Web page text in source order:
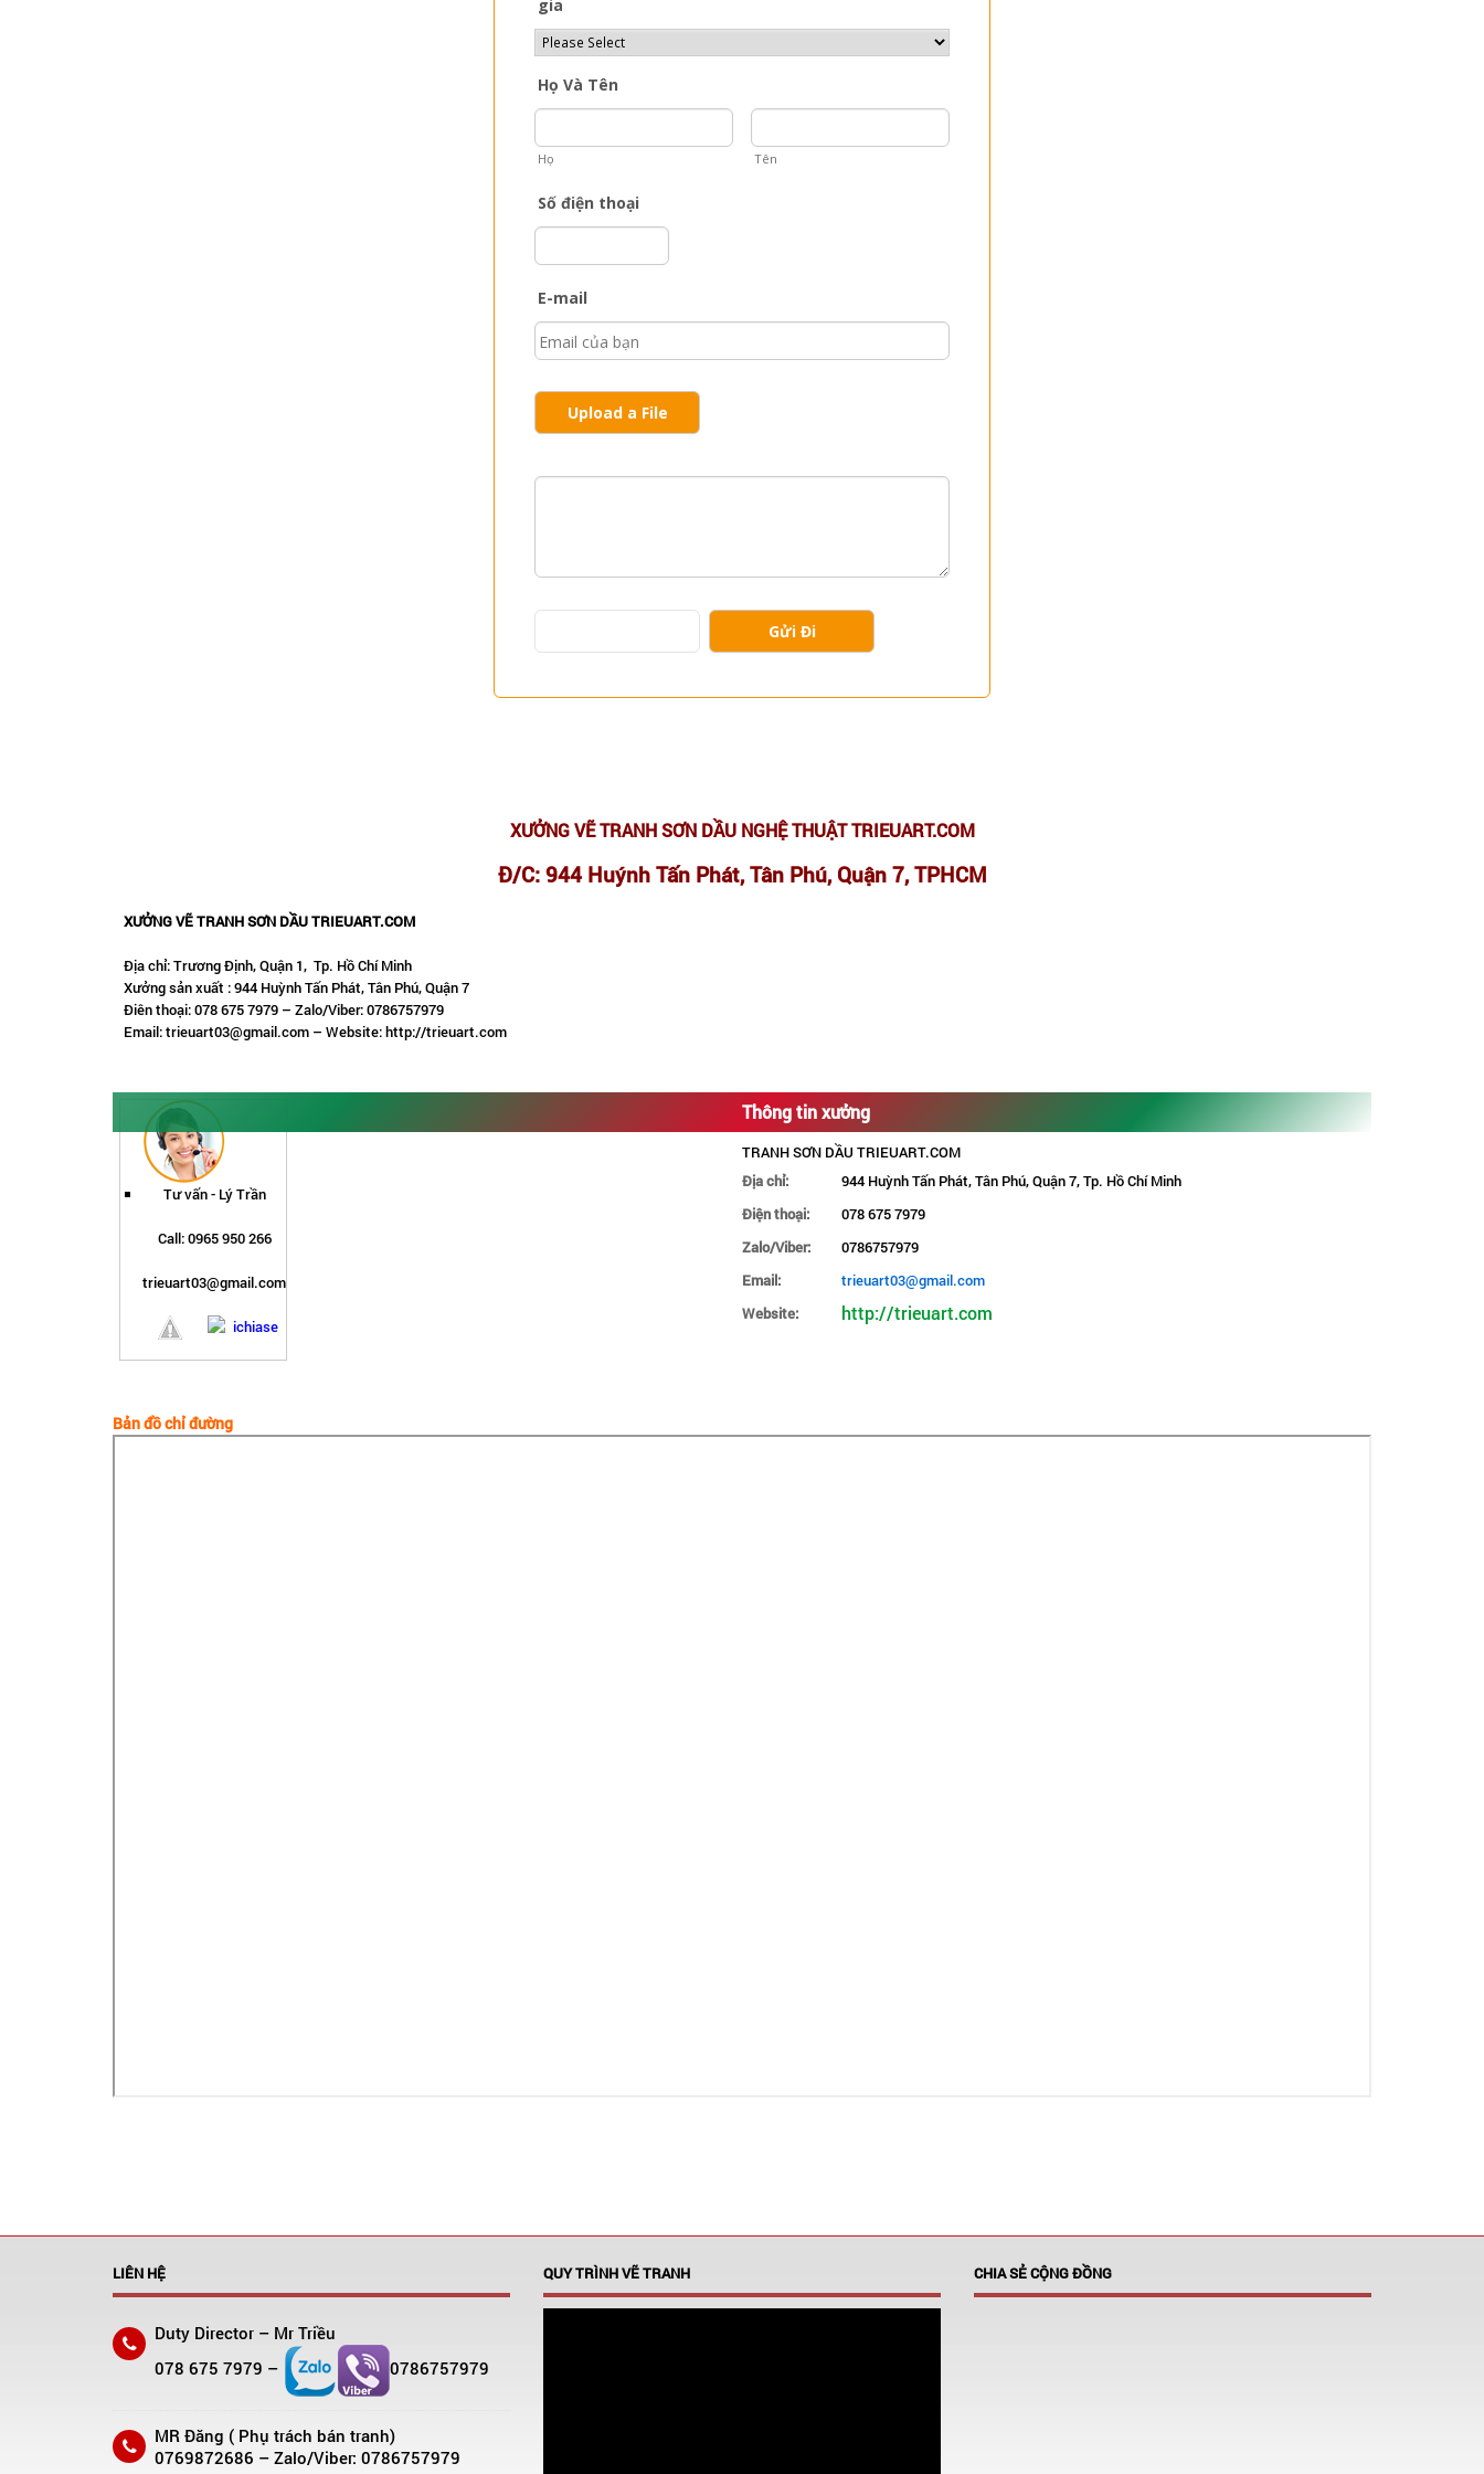
XƯỞNG VẼ TRANH SƠN DẦU NGHỆ THUẬT TRIEUART.COM
Đ/C: 944 Huýnh Tấn Phát, Tân Phú, Quận 7, TPHCM
XƯỞNG VẼ TRANH SƠN DẦU TRIEUART.COM
Địa chỉ: Trương Định, Quận 1, Tp. Hồ Chí Minh
Xưởng sản xuất : 944 Huỳnh Tấn Phát, Tân Phú, Quận 7
Điên thoại: 078 675 7979 – Zalo/Viber: 0786757979
Email: trieuart03@gmail.com – Website: http://trieuart.com
Tư vấn - Lý Trần
Call: 0965 950 266
trieuart03@gmail.com
Thông tin xưởng
TRANH SƠN DẦU TRIEUART.COM
Địa chỉ:
944 Huỳnh Tấn Phát, Tân Phú, Quận 7, Tp. Hồ Chí Minh
Điện thoại:
078 675 7979
Zalo/Viber:
0786757979
Email:
trieuart03@gmail.com
Website:
http://trieuart.com
Bản đồ chỉ đường
LIÊN HỆ
Duty Director – Mr Triều
078 675 7979 –
0786757979
MR Đăng ( Phụ trách bán tranh)
0769872686 – Zalo/Viber: 0786757979
QUY TRÌNH VẼ TRANH CHIA SẺ CỘNG ĐỒNG